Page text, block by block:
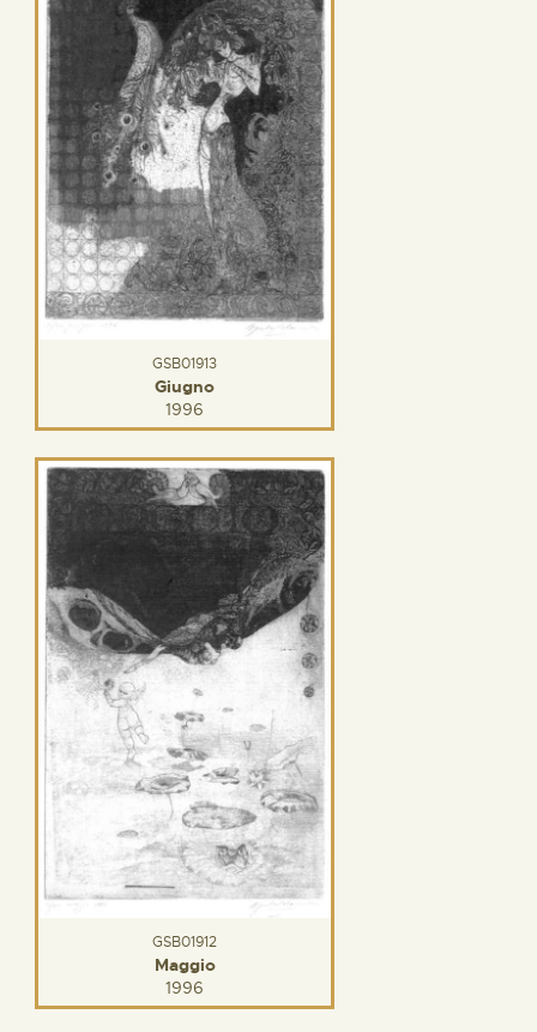
GSB01913
Giugno
1996
GSB01912
Maggio
1996